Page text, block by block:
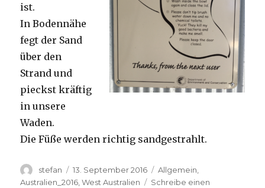
ist.
In Bodennähe
fegt der Sand
über den
Strand und
pieckst kräftig
in unsere
Waden.
Die Füße werden richtig sandgestrahlt.
Autor
stefan
Veröffentlicht
am
13. September 2016 Kategorien
Allgemein
Australien_2016 ,West Australien
Schreibe einen